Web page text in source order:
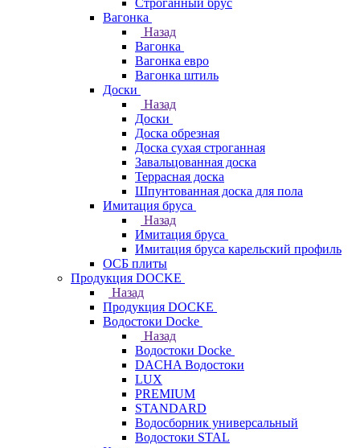
Строганный брус
Вагонка
Назад
Вагонка
Вагонка евро
Вагонка штиль
Доски
Назад
Доски
Доска обрезная
Доска сухая строганная
Завальцованная доска
Террасная доска
Шпунтованная доска для пола
Имитация бруса
Назад
Имитация бруса
Имитация бруса карельский профиль
ОСБ плиты
Продукция DOCKE
Назад
Продукция DOCKE
Водостоки Docke
Назад
Водостоки Docke
DACHA Водостоки
LUX
PREMIUM
STANDARD
Водосборник универсальный
Водостоки STAL